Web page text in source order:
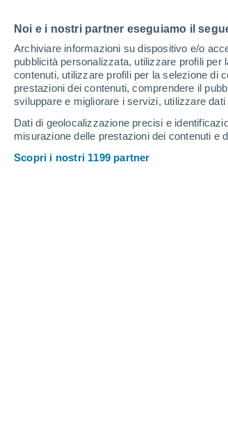
Noi e i nostri partner eseguiamo il
Archiviare informazioni su dispositivo e/o
pubblicità personalizzata, utilizzare profili
contenuti, utilizzare profili per la selezione di
prestazioni dei contenuti, comprendere il
sviluppare e migliorare i servizi, utilizzare
Dati di geolocalizzazione precisi e
misurazione delle prestazioni dei contenuti e
Scopri i nostri 1199 partner